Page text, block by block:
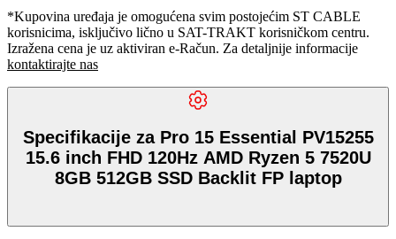
*Kupovina uređaja je omogućena svim postojećim ST CABLE
korisnicima, isključivo lično u SAT-TRAKT korisničkom centru.
Izražena cena je uz aktiviran e-Račun. Za detaljnije informacije
kontaktirajte nas
Specifikacije za Pro 15 Essential PV15255
15.6 inch FHD 120Hz AMD Ryzen 5 7520U
8GB 512GB SSD Backlit FP laptop